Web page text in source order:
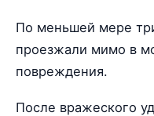
По меньшей мере
проезжали мимо в
повреждения.
После вражеского